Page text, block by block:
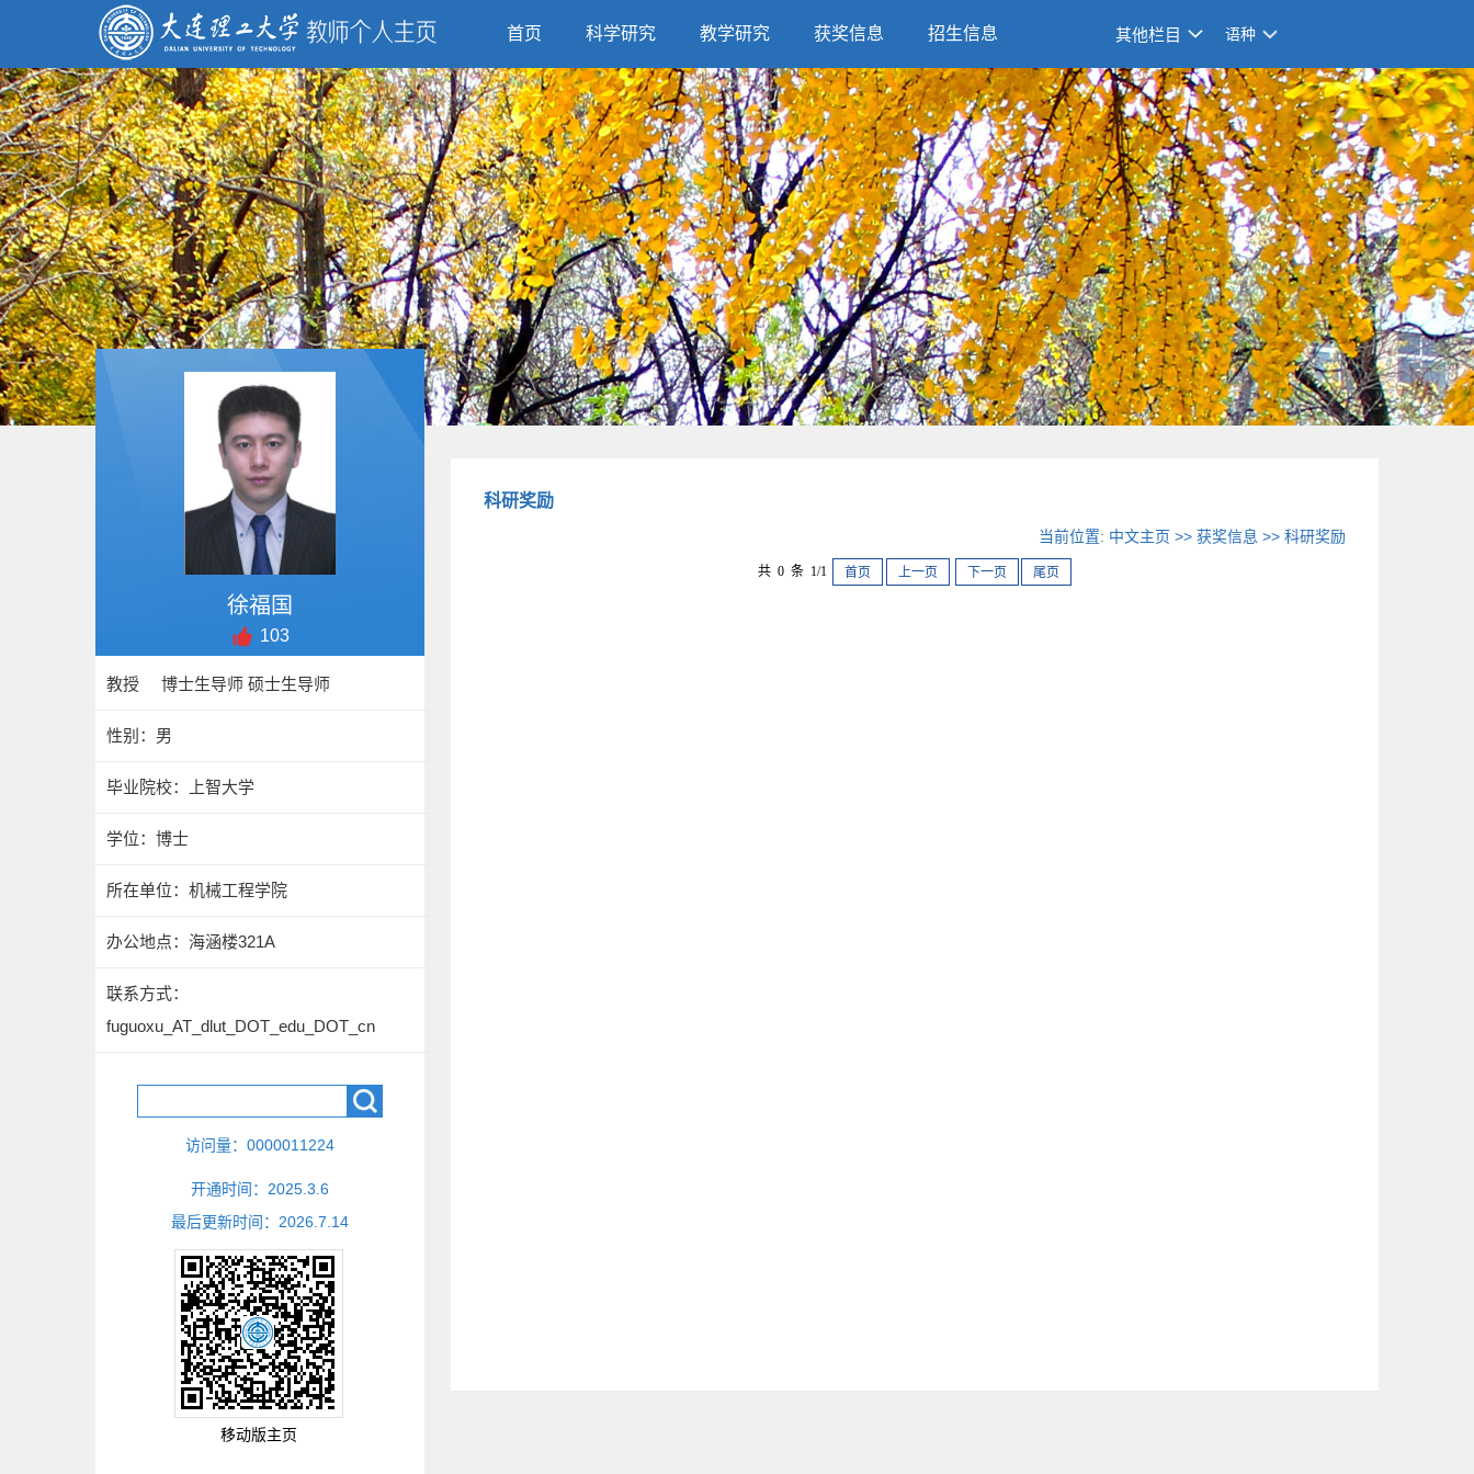
首页 科学研究 教学研究 获奖信息 招生信息 其他栏目 语种
徐福国
103
教授 博士生导师 硕士生导师
性别：男
毕业院校：上智大学
学位：博士
所在单位：机械工程学院
办公地点：海涵楼321A
联系方式：
fuguoxu_AT_dlut_DOT_edu_DOT_cn
访问量： 0000011224
开通时间： 2025 3 6
最后更新时间： 2026 7 14
移动版主页
科研奖励
当前位置: 中文主页 >>获奖信息 >>科研奖励
共 0 条 1/1 首页 上一页 下一页 尾页